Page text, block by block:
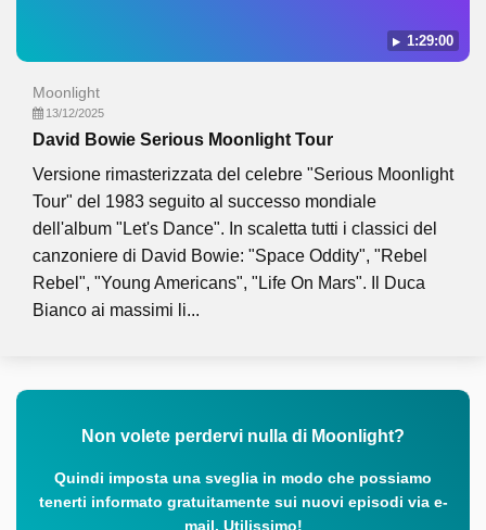
1:29:00
Moonlight
13/12/2025
David Bowie Serious Moonlight Tour
Versione rimasterizzata del celebre "Serious Moonlight
Tour" del 1983 seguito al successo mondiale
dell'album "Let's Dance". In scaletta tutti i classici del
canzoniere di David Bowie: "Space Oddity", "Rebel
Rebel", "Young Americans", "Life On Mars". Il Duca
Bianco ai massimi li...
Non volete perdervi nulla di Moonlight?
Quindi imposta una sveglia in modo che possiamo
tenerti informato gratuitamente sui nuovi episodi via e-
mail. Utilissimo!